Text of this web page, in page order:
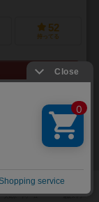
52
持ってる